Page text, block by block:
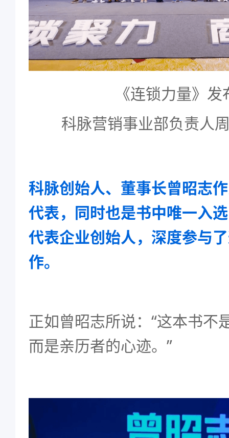
《连锁力量》
科脉营销事业部负责人
科脉创始人、董事长曾昭志
代表，同时也是书中唯一入
代表企业创始人，深度参与
作。
正如曾昭志所说：“这本书不
而是亲历者的心迹。”